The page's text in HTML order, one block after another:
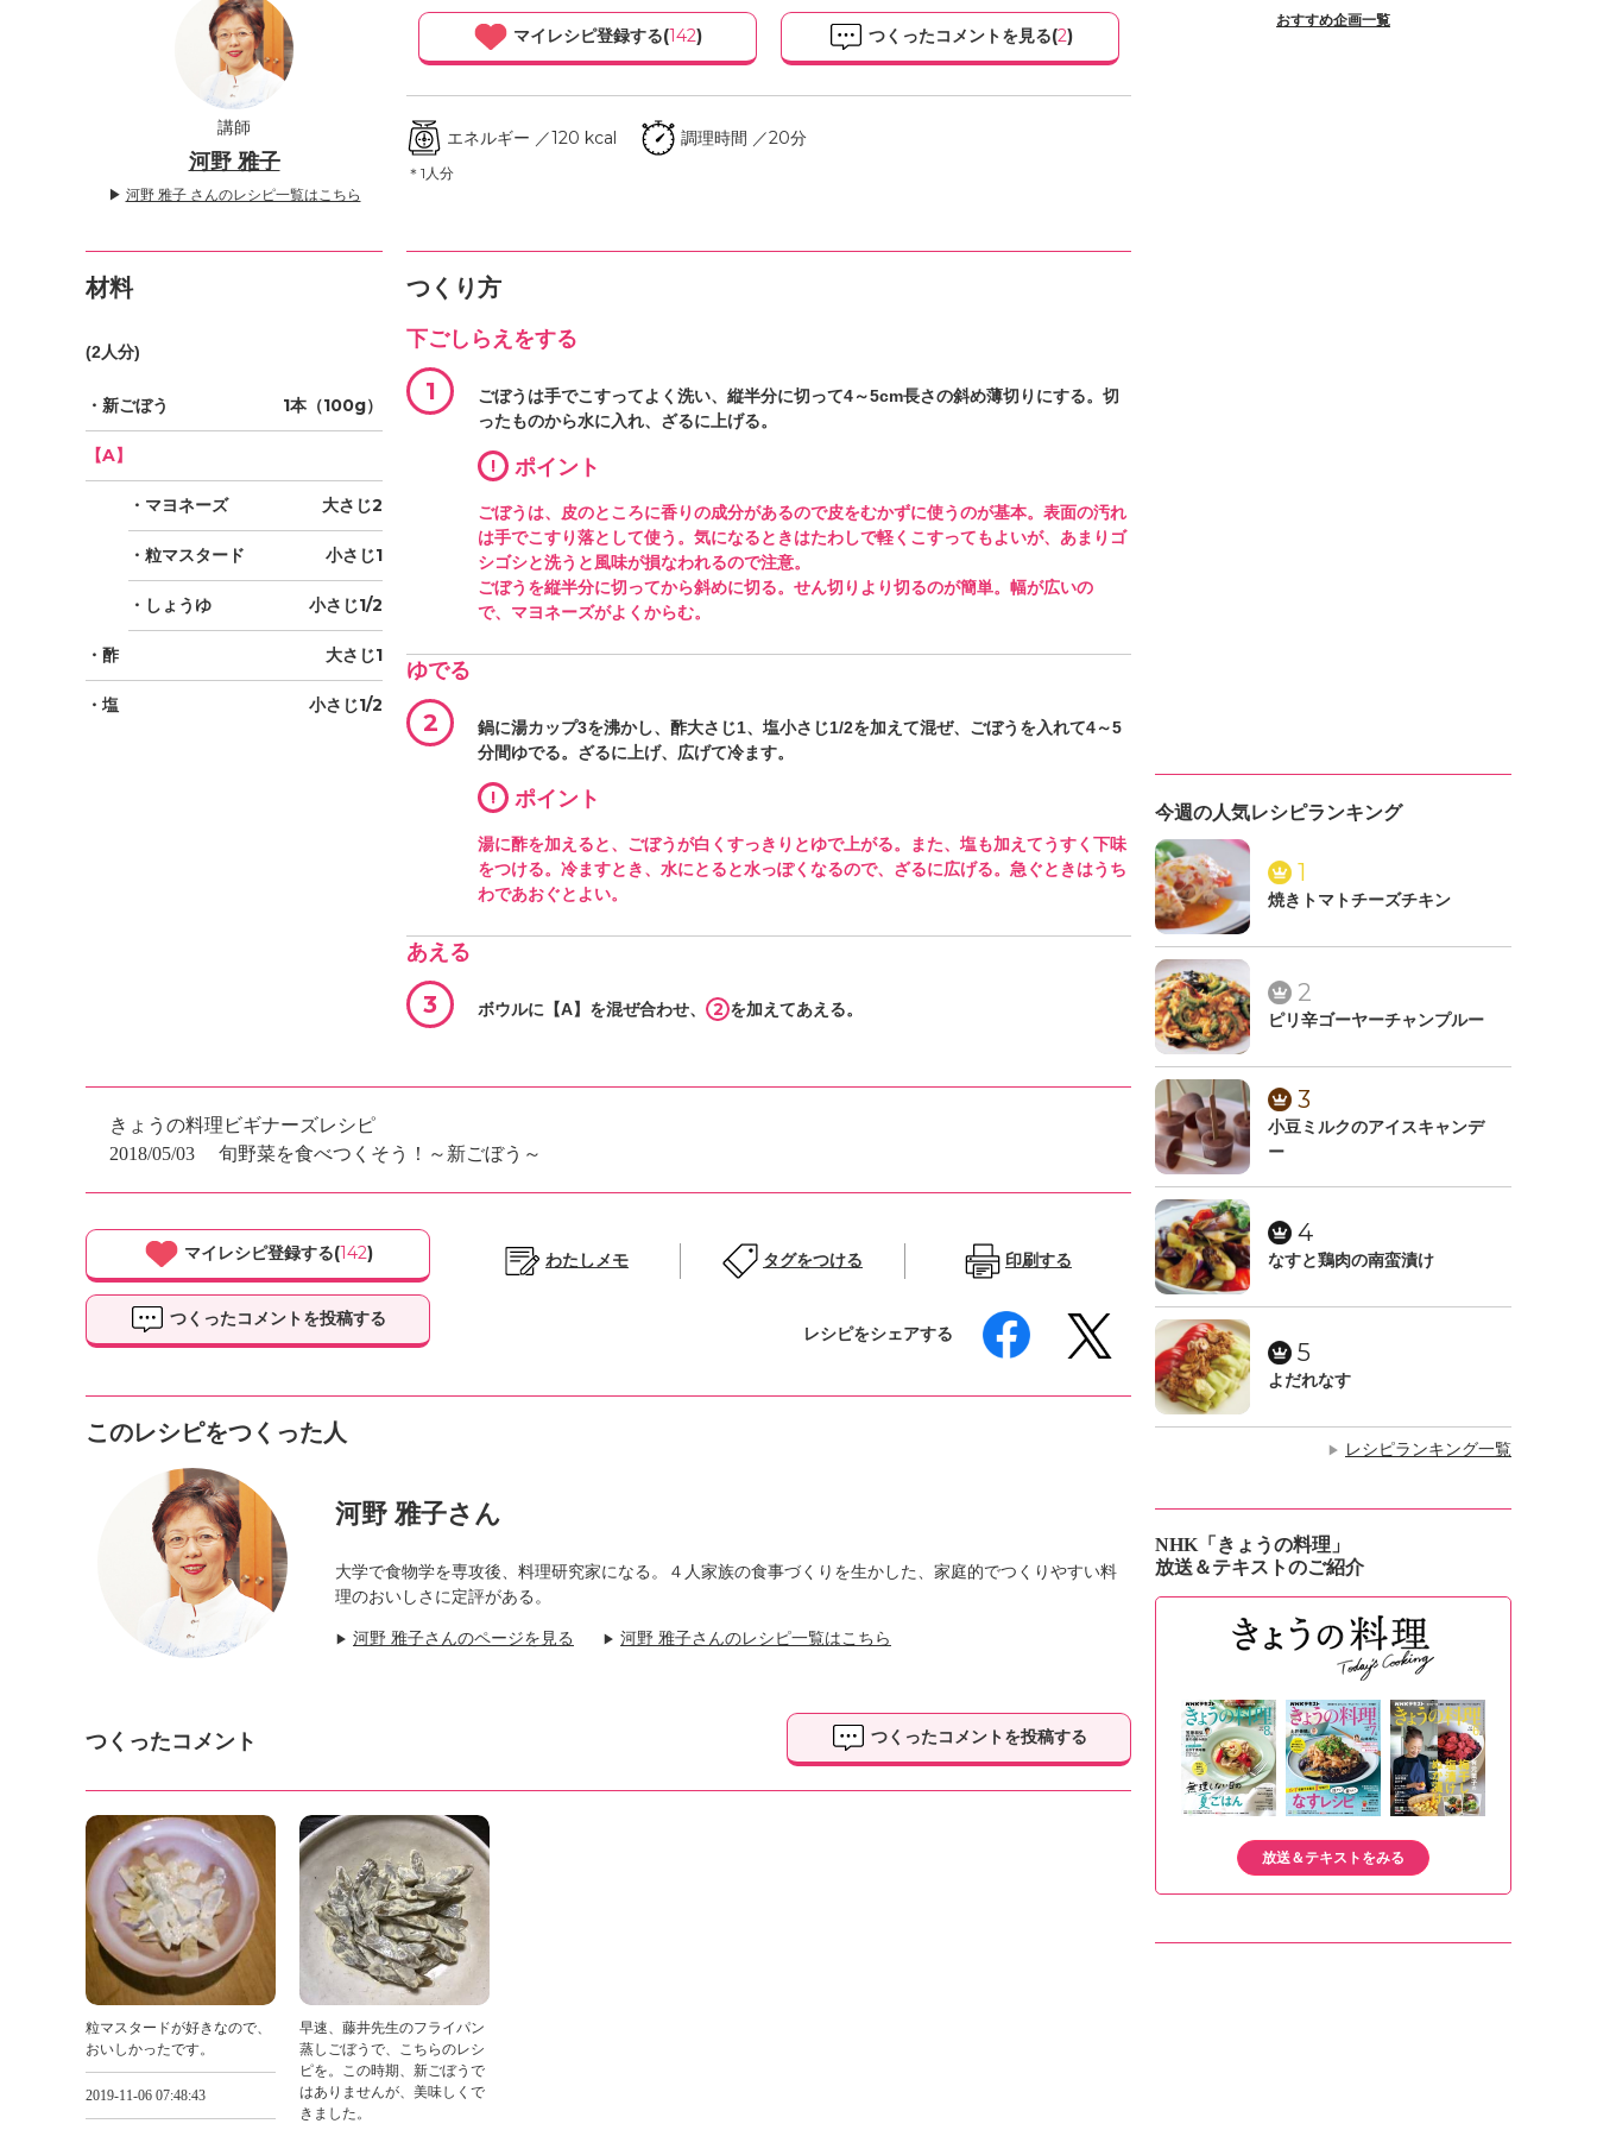
講師
河野 雅子
▶ 河野 雅子 さんのレシピ一覧はこちら
マイレシピ登録する(142) つくったコメントを見る(2)
エネルギー ／120 kcal
＊1人分
調理時間 ／20分
材料
(2人分)
・新ごぼう 1本（100g）
【A】
・マヨネーズ 大さじ2
・粒マスタード 小さじ1
・しょうゆ 小さじ1/2
・酢 大さじ1
・塩 小さじ1/2
つくり方
下ごしらえをする
1
ごぼうは手でこすってよく洗い、縦半分に切って4～5cm長さの斜め薄切りにする。切
ったものから水に入れ、ざるに上げる。
! ポイント
ごぼうは、皮のところに香りの成分があるので皮をむかずに使うのが基本。表面の汚れ
は手でこすり落として使う。気になるときはたわしで軽くこすってもよいが、あまりゴ
シゴシと洗うと風味が損なわれるので注意。
ごぼうを縦半分に切ってから斜めに切る。せん切りより切るのが簡単。幅が広いの
で、マヨネーズがよくからむ。
ゆでる
2
鍋に湯カップ3を沸かし、酢大さじ1、塩小さじ1/2を加えて混ぜ、ごぼうを入れて4～5
分間ゆでる。ざるに上げ、広げて冷ます。
! ポイント
湯に酢を加えると、ごぼうが白くすっきりとゆで上がる。また、塩も加えてうすく下味
をつける。冷ますとき、水にとると水っぽくなるので、ざるに広げる。急ぐときはうち
わであおぐとよい。
あえる
3 ボウルに【A】を混ぜ合わせ、 2 を加えてあえる。
きょうの料理ビギナーズレシピ
2018/05/03
旬野菜を食べつくそう！～新ごぼう～
マイレシピ登録する(142)
つくったコメントを投稿する
わたしメモ タグをつける 印刷する
レシピをシェアする
このレシピをつくった人
河野 雅子さん
大学で食物学を専攻後、料理研究家になる。４人家族の食事づくりを生かした、家庭的でつくりやすい料
理のおいしさに定評がある。
▶ 河野 雅子さんのページを見る ▶ 河野 雅子さんのレシピ一覧はこちら
つくったコメント つくったコメントを投稿する
粒マスタードが好きなので、
おいしかったです。
2019-11-06 07:48:43
早速、藤井先生のフライパン
蒸しごぼうで、こちらのレシ
ピを。この時期、新ごぼうで
はありませんが、美味しくで
きました。
おすすめ企画一覧
今週の人気レシピランキング
1
焼きトマトチーズチキン
2
ピリ辛ゴーヤーチャンプルー
3
小豆ミルクのアイスキャンデ
ー
4
なすと鶏肉の南蛮漬け
5
よだれなす
▶ レシピランキング一覧
NHK「きょうの料理」
放送＆テキストのご紹介
放送＆テキストをみる